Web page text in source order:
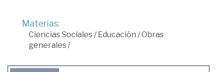
Materias:
Ciencias Sociales/Educación /Obras
generales/